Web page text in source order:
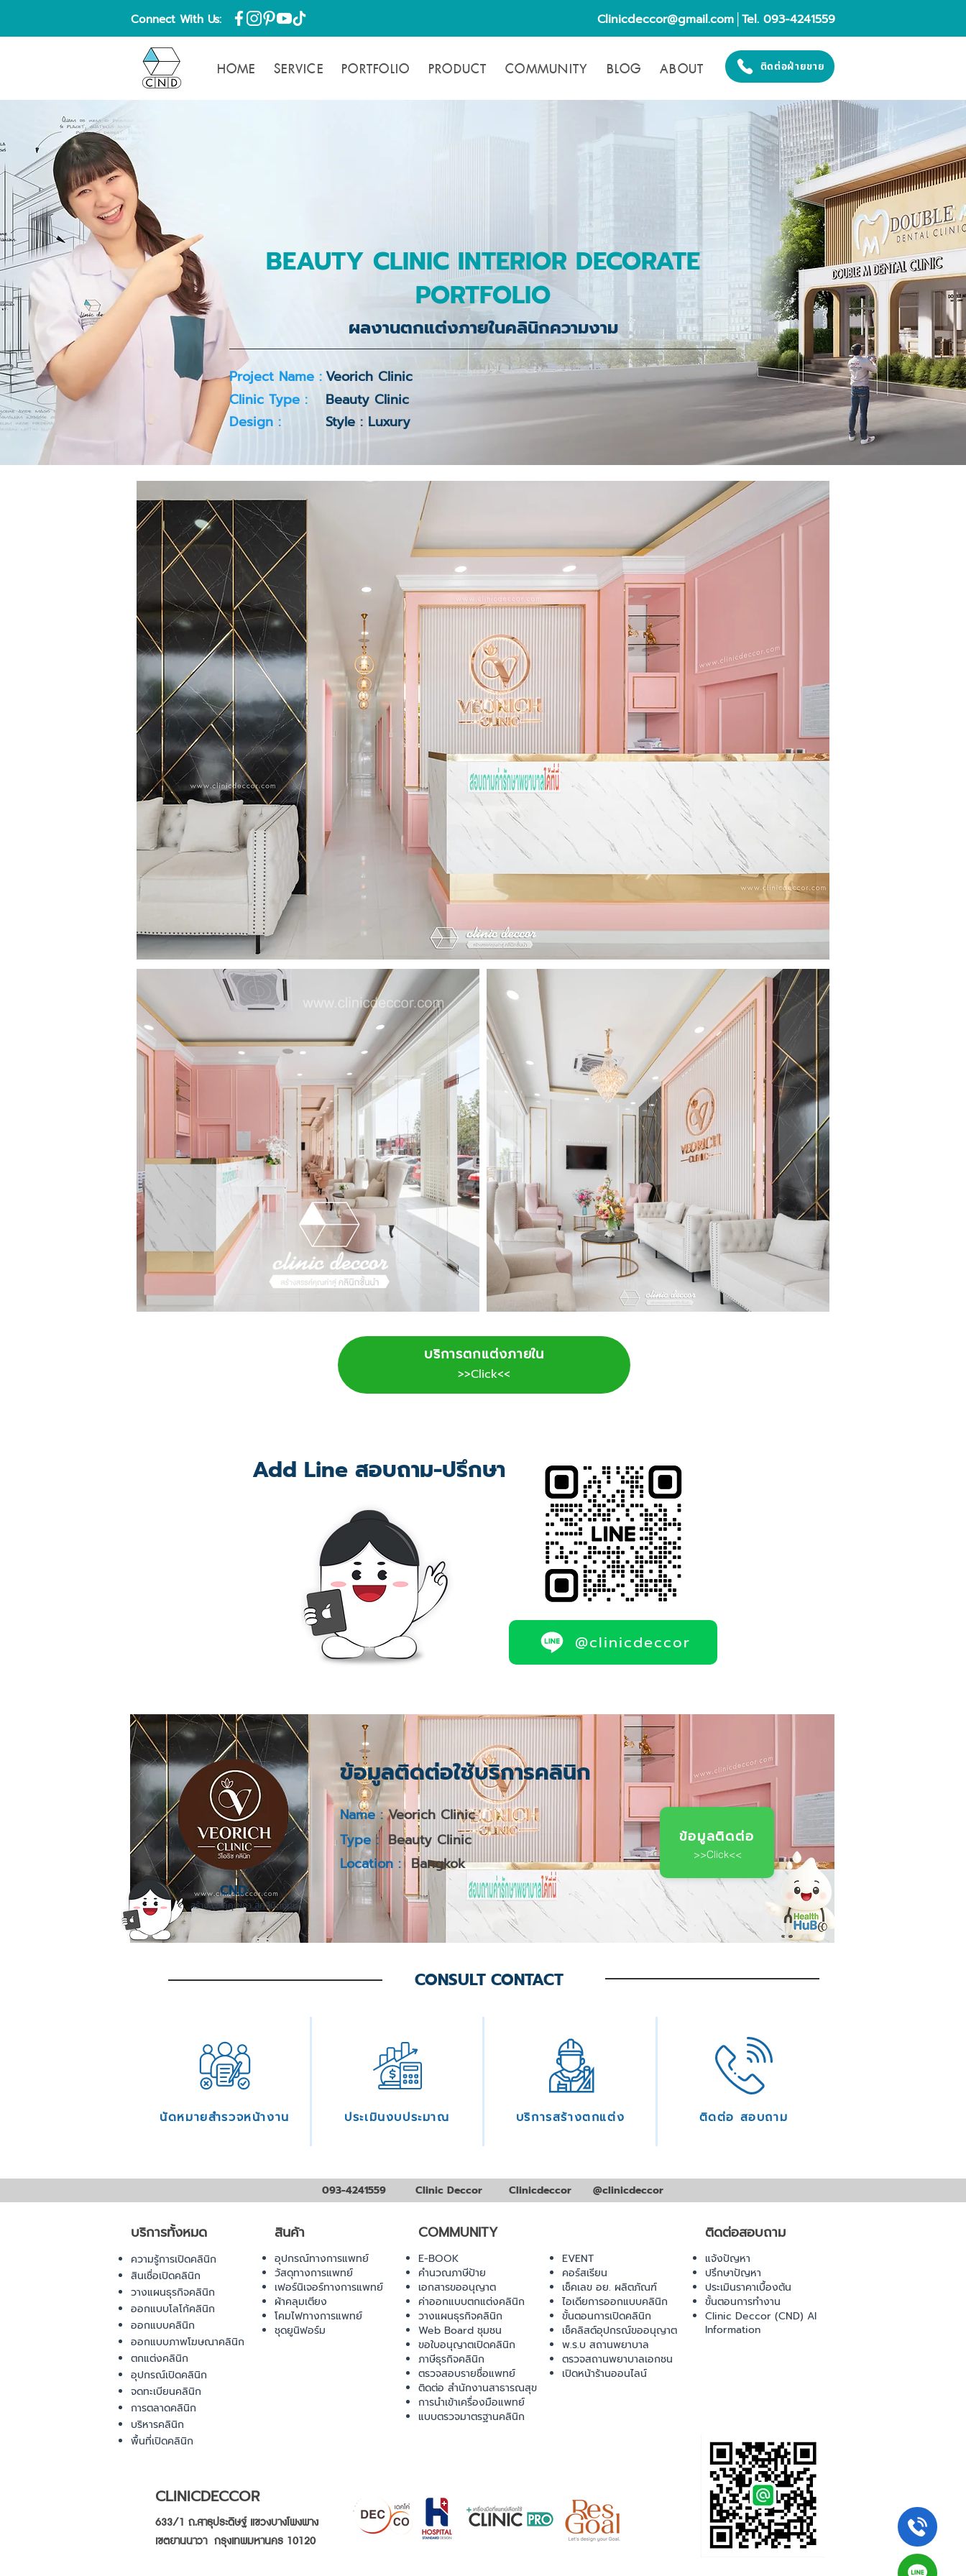
Connect With Us: Clinicdeccor@gmail.com │Tel. 093-4241559
HOME SERVICE PORTFOLIO PRODUCT COMMUNITY BLOG ABOUT ติดต่อฝ่ายขาย
BEAUTY CLINIC INTERIOR DECORATE
PORTFOLIO
ผลงานตกแต่งภายในคลินิกความงาม
Project Name :Veorich Clinic
Clinic Type :
Beauty Clinic
Design :
Style : Luxury
บริการตกแต่งภายใน
>>Click<<
@clinicdeccor
Add Line สอบถาม-ปรึกษา
CND
ข้อมูลติดต่อใช้บริการคลินิก
Name : Veorich Clinic
Type : Beauty Clinic
Location : Bangkok
ข้อมูลติดต่อ
>>Click<<
สร้างสรรค์คุณค่า สู่คลินิกชั้นนำ
CONSULT CONTACT
นัดหมายสำรวจหน้างาน ประเมินงบประมาณ บริการสร้างตกแต่ง ติดต่อ สอบถาม
093-4241559 Clinic Deccor Clinicdeccor @clinicdeccor
บริการทั้งหมด
ความรู้การเปิดคลินิก
สินเชื่อเปิดคลินิก
วางแผนธุรกิจคลินิก
ออกแบบโลโก้คลินิก
ออกแบบคลินิก
ออกแบบภาพโฆษณาคลินิก
ตกแต่งคลินิก
อุปกรณ์เปิดคลินิก
จดทะเบียนคลินิก
การตลาดคลินิก
บริหารคลินิก
พื้นที่เปิดคลินิก
สินค้า
อุปกรณ์ทางการแพทย์
วัสดุทางการแพทย์
เฟอร์นิเจอร์ทางการแพทย์
ผ้าคลุมเตียง
โคมไฟทางการแพทย์
ชุดยูนิฟอร์ม
COMMUNITY
E-BOOK
คำนวณภาษีป้าย
เอกสารขออนุญาต
ค่าออกแบบตกแต่งคลินิก
วางแผนธุรกิจคลินิก
Web Board ชุมชน
ขอใบอนุญาตเปิดคลินิก
ภาษีธุรกิจคลินิก
ตรวจสอบรายชื่อแพทย์
ติดต่อ สำนักงานสาธารณสุข
การนำเข้าเครื่องมือแพทย์
แบบตรวจมาตรฐานคลินิก
CLINICDECCOR
633/1 ถ.สาธุประดิษฐ์ แขวงบางโพงพาง
เขตยานนาวา กรุงเทพมหานคร 10120
ติดต่อสอบถาม
EVENT
คอร์สเรียน
เช็คเลข อย. ผลิตภัณฑ์
ไอเดียการออกแบบคลินิก
ขั้นตอนการเปิดคลินิก
เช็คลิสต์อุปกรณ์ขออนุญาต
พ.ร.บ สถานพยาบาล
ตรวจสถานพยาบาลเอกชน
เปิดหน้าร้านออนไลน์
แจ้งปัญหา
ปรึกษาปัญหา
ประเมินราคาเบื้องต้น
ขั้นตอนการทำงาน
Clinic Deccor (CND) AI
Information